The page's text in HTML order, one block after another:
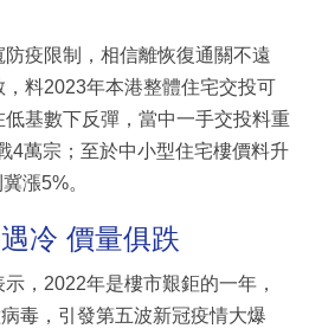
疫限制，相信離恢復通關不遠
料2023年本港整體住宅交投可
基數下反彈，當中一手交投料重
4萬宗；至於中小型住宅樓價料升
漲5%。
冷 價量俱跌
，2022年是樓市艱鉅的一年，
毒，引發第五波新冠疫情大爆